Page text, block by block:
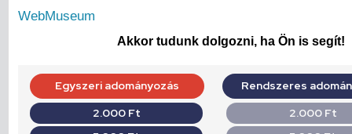
WebMuseum
Akkor tudunk dolgozni, ha Ön is segít!